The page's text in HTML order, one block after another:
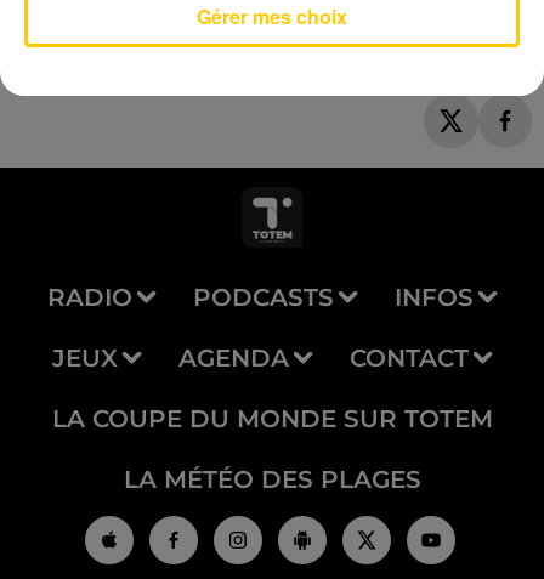
RADIO PODCASTS INFOS
JEUX AGENDA CONTACT
LA COUPE DU MONDE SUR TOTEM
LA MÉTÉO DES PLAGES
Gérer mes choix